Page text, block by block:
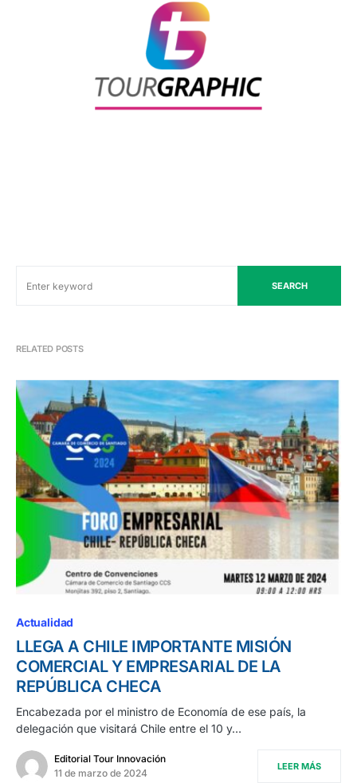
SEARCH
RELATED POSTS
Actualidad
LLEGA A CHILE IMPORTANTE MISIÓN
COMERCIAL Y EMPRESARIAL DE LA
REPÚBLICA CHECA
Encabezada por el ministro de Economía de ese país, la
delegación que visitará Chile entre el 10 y…
Editorial Tour Innovación
11 de marzo de 2024
LEER MÁS